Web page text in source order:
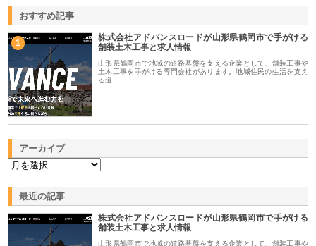
おすすめ記事
1
株式会社アドバンスロードが山形県鶴岡市で手がける
舗装土木工事と求人情報
山形県鶴岡市で地域の道路基盤を支える企業として、舗装工事や
土木工事を手がける専門会社があります。地域住民の生活を支え
る道…
アーカイブ
最近の記事
株式会社アドバンスロードが山形県鶴岡市で手がける
舗装土木工事と求人情報
山形県鶴岡市で地域の道路基盤を支える企業として、舗装工事や